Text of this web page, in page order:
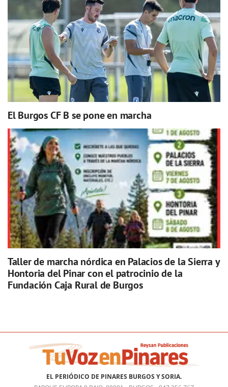
El Burgos CF B se pone en marcha
Taller de marcha nórdica en Palacios de la Sierra y
Hontoria del Pinar con el patrocinio de la
Fundación Caja Rural de Burgos
EL PERIÓDICO DE PINARES BURGOS Y SORIA.